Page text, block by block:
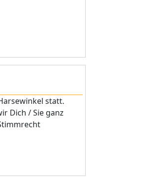
statt.
Dich / Sie ganz